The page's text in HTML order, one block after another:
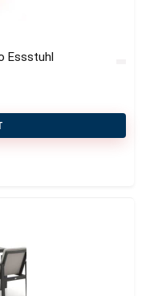
Essstuhl